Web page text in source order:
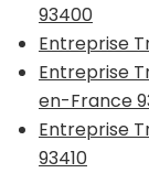
93400
Entreprise
Entreprise
en-France
Entreprise
93410